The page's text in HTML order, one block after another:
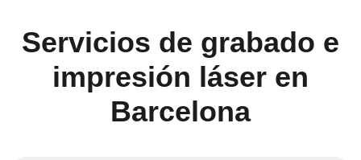
Servicios de grabado e
impresión láser en
Barcelona